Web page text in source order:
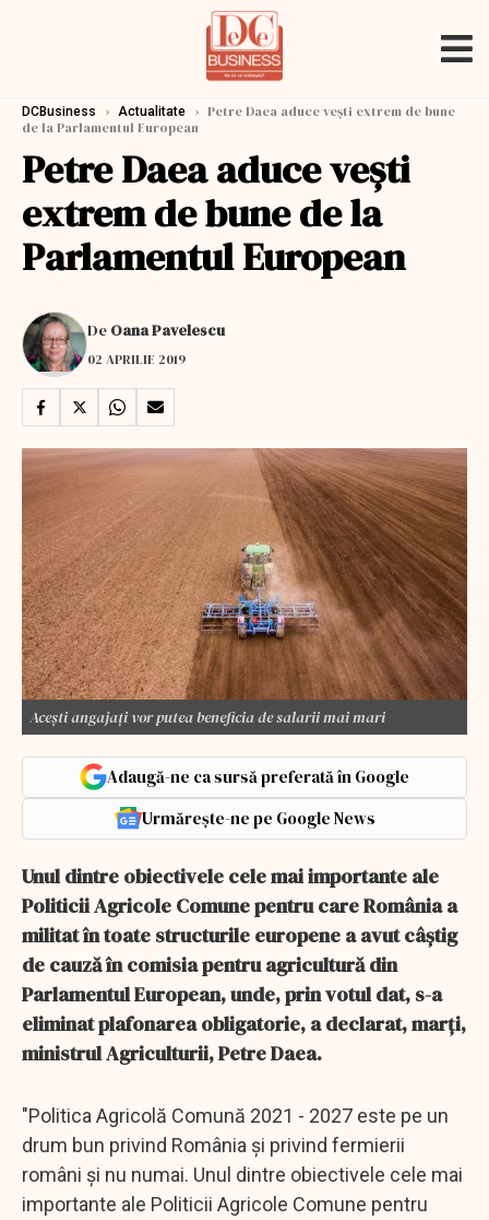
DCBusiness › Actualitate › Petre Daea aduce vești extrem de bune
de la Parlamentul European
Petre Daea aduce vești
extrem de bune de la
Parlamentul European
De Oana Pavelescu
02 APRILIE 2019
Acești angajați vor putea beneficia de salarii mai mari
Adaugă-ne ca sursă preferată în Google
Urmărește-ne pe Google News
Unul dintre obiectivele cele mai importante ale
Politicii Agricole Comune pentru care România a
militat în toate structurile europene a avut câştig
de cauză în comisia pentru agricultură din
Parlamentul European, unde, prin votul dat, s-a
eliminat plafonarea obligatorie, a declarat, marţi,
ministrul Agriculturii, Petre Daea.
"Politica Agricolă Comună 2021 - 2027 este pe un
drum bun privind România şi privind fermierii
români şi nu numai. Unul dintre obiectivele cele mai
importante ale Politicii Agricole Comune pentru